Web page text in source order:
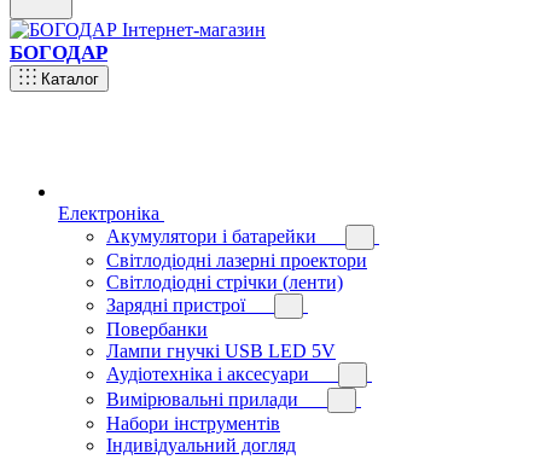
БОГОДАР
Каталог
Електроніка
Акумулятори і батарейки
Світлодіодні лазерні проектори
Світлодіодні стрічки (ленти)
Зарядні пристрої
Повербанки
Лампи гнучкі USB LED 5V
Аудіотехніка і аксесуари
Вимірювальні прилади
Набори інструментів
Індивідуальний догляд